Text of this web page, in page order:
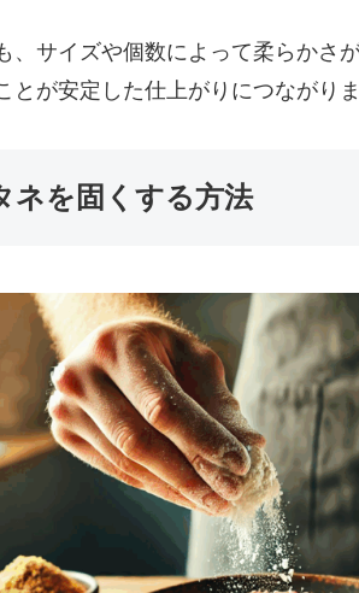
、サイズや個数によって柔らかさ
とが安定した仕上がりにつながりま
ネを固くする方法